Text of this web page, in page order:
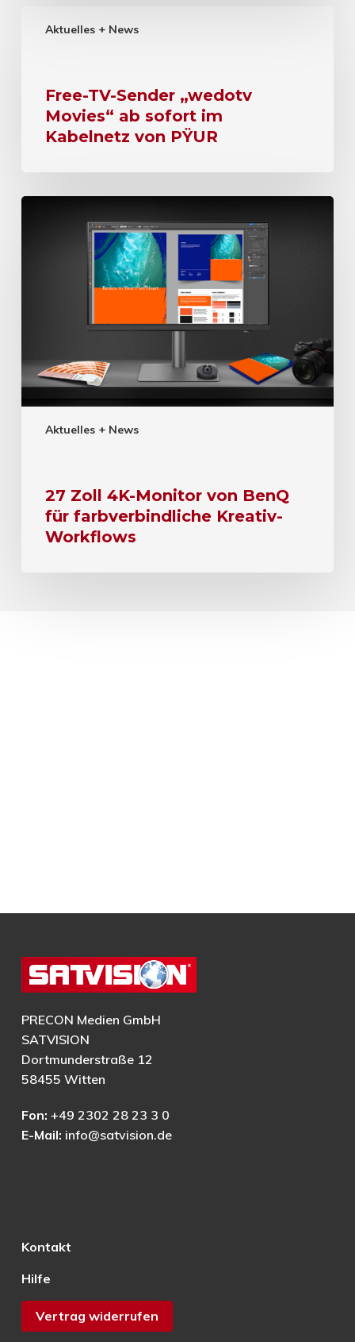
Aktuelles + News
Free-TV-Sender „wedotv
Movies“ ab sofort im
Kabelnetz von PŸUR
Aktuelles + News
27 Zoll 4K-Monitor von BenQ
für farbverbindliche Kreativ-
Workflows
PRECON Medien GmbH
SATVISION
Dortmunderstraße 12
58455 Witten
Fon: +49 2302 28 23 3 0
E-Mail: info@satvision.de
Kontakt
Hilfe
Vertrag widerrufen